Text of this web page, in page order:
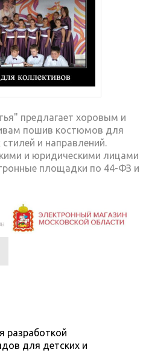
предлагает хоровым и
пошив костюмов для
и направлений.
и юридическими лицами
площадки по 44-ФЗ и
разработкой
для детских и